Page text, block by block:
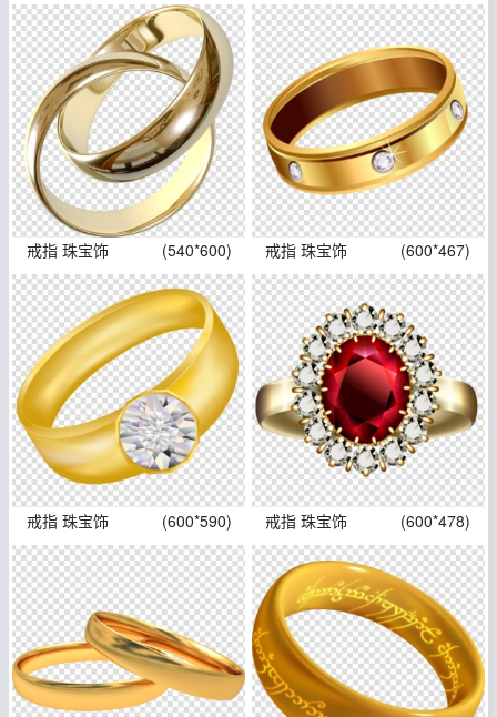
戒指 珠宝饰 (540*600) 戒指 珠宝饰 (600*467)
戒指 珠宝饰 (600*590) 戒指 珠宝饰 (600*478)